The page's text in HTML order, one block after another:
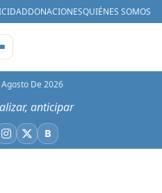
DONACIONESQUIÉNES SOMOS
De 2026
anticipar
Instagram
X BBluesky